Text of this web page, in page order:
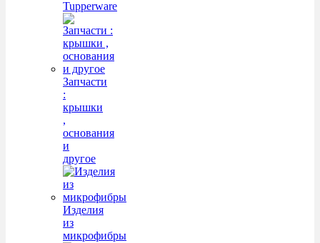
Tupperware
Запчасти
:
крышки
,
основания
и
другое
Изделия
из
микрофибры